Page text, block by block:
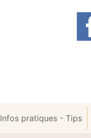
Infos pratiques - Tips